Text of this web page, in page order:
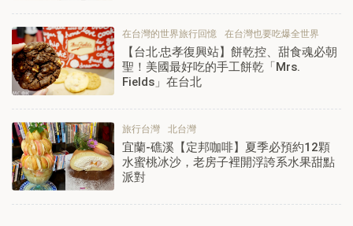
在台灣的世界旅行回憶 在台灣也要吃爆全世界
【台北‧忠孝復興站】餅乾控、甜食魂必朝
聖！美國最好吃的手工餅乾「Mrs.
Fields」在台北
旅行台灣 北台灣
宜蘭-礁溪【定邦咖啡】夏季必預約12顆
水蜜桃冰沙，老房子裡開浮誇系水果甜點
派對